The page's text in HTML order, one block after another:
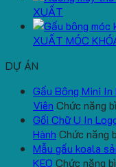
XUẤT
XUẤT MÓC
DỰ ÁN
Gấu Bông Mini
Viên Chức năng
Gối Chữ U In
Hành Chức năng
Mẫu gấu koala
KEO Chức năng